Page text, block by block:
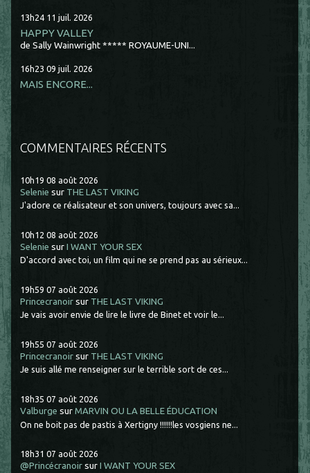
13h24 11 juil. 2026
HAPPY VALLEY
de Sally Wainwright ***** ROYAUME-UNI...
16h23 09 juil. 2026
MAIS ENCORE...
COMMENTAIRES RÉCENTS
10h19 08 août 2026
Selenie sur THE LAST VIKING
J'adore ce réalisateur et son univers, toujours avec sa...
10h12 08 août 2026
Selenie surI WANT YOUR SEX
D'accord avec toi, un film qui ne se prend pas au sérieux...
19h59 07 août 2026
Princecranoir sur THE LAST VIKING
Je vais avoir envie de lire le livre de Binet et voir le...
19h55 07 août 2026
Princecranoir sur THE LAST VIKING
Je suis allé me renseigner sur le terrible sort de ces...
18h35 07 août 2026
Valburge surMARVIN OU LA BELLE ÉDUCATION
On ne boit pas de pastis à Xertigny !!!!!!les vosgiens ne...
18h31 07 août 2026
@Princécranoir surI WANT YOUR SEX